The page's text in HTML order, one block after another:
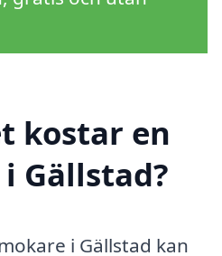
kostar en
Gällstad?
i Gällstad kan